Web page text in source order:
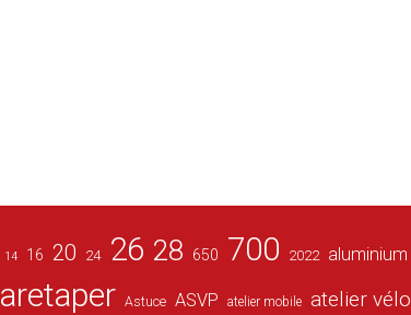
14 16 20 24 26 28 650 700 2022 aluminium
aretaper Astuce ASVP atelier mobile atelier vélo